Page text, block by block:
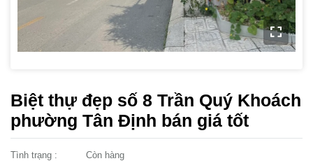
Biệt thự đẹp số 8 Trần Quý Khoách
phường Tân Định bán giá tốt
Tình trạng :
Còn hàng